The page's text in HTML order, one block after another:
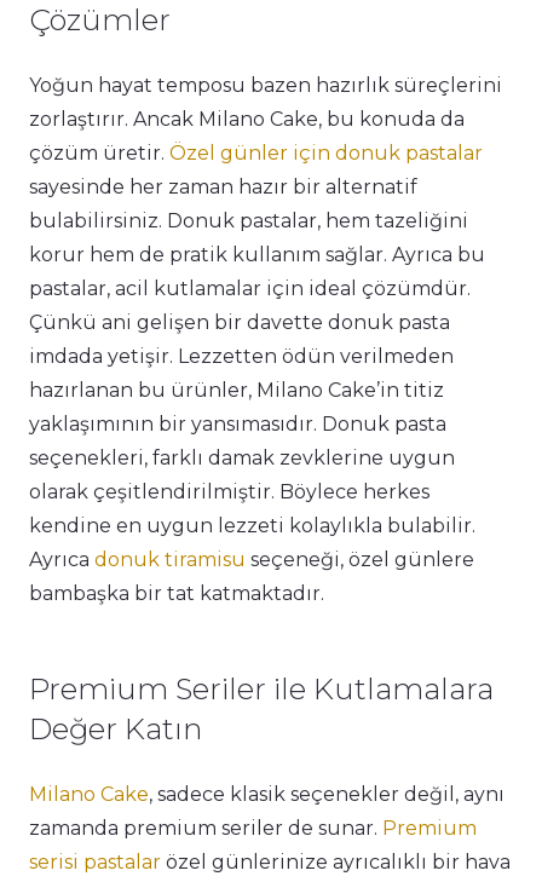
Çözümler
Yoğun hayat temposu bazen hazırlık süreçlerini
zorlaştırır. Ancak Milano Cake, bu konuda da
çözüm üretir. Özel günler için donuk pastalar
sayesinde her zaman hazır bir alternatif
bulabilirsiniz. Donuk pastalar, hem tazeliğini
korur hem de pratik kullanım sağlar. Ayrıca bu
pastalar, acil kutlamalar için ideal çözümdür.
Çünkü ani gelişen bir davette donuk pasta
imdada yetişir. Lezzetten ödün verilmeden
hazırlanan bu ürünler, Milano Cake’in titiz
yaklaşımının bir yansımasıdır. Donuk pasta
seçenekleri, farklı damak zevklerine uygun
olarak çeşitlendirilmiştir. Böylece herkes
kendine en uygun lezzeti kolaylıkla bulabilir.
Ayrıca donuk tiramisu seçeneği, özel günlere
bambaşka bir tat katmaktadır.
Premium Seriler ile Kutlamalara
Değer Katın
Milano Cake, sadece klasik seçenekler değil, aynı
zamanda premium seriler de sunar. Premium
serisi pastalar özel günlerinize ayrıcalıklı bir hava